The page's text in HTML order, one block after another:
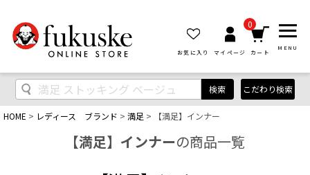
お気に入り マイページ
0
カート
MENU
検索 こだわり検索
HOME レディース ブランド 満足 【満足】インナー
【満足】インナーの商品一覧